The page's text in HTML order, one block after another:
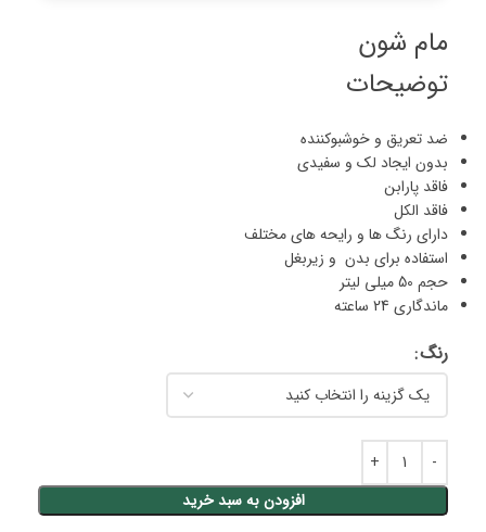
مام شون
توضیحات
ضد تعریق و خوشبوکننده
بدون ایجاد لک و سفیدی
فاقد پارابن
فاقد الکل
دارای رنگ ها و رایحه های مختلف
استفاده برای بدن و زیربغل
حجم 50 میلی لیتر
ماندگاری 24 ساعته
رنگ
افزودن به سبد خرید